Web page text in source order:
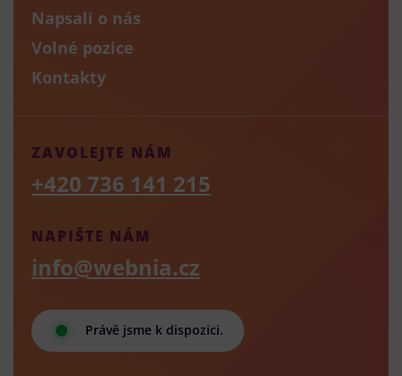
Napsali o nás
Volné pozice
Kontakty
Právě jsme k dispozici.
NAPIŠTE NÁM
info@webnia.cz
ZAVOLEJTE NÁM
+420 736 141 215